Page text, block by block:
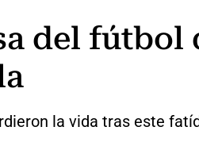
del fútbol
la vida tras este